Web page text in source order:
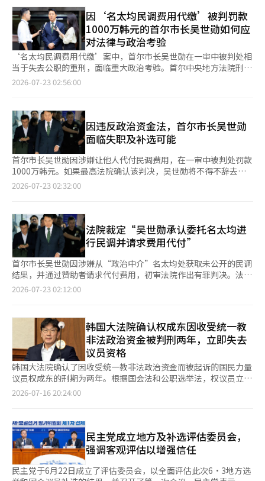
化，我会坚持到底。” 此次民主党大会将适用偏好投票制。党员
们将对三名候选人进行偏好排序，如果第一轮投票没有候选人获得
过半数票，则将淘汰第三名候选人，并将其获得的第二名票重新分
配给剩下的两位候选人。 宋议员指出：“如果不坚持到底，反而
会造成损失。”他认为三位候选人都应坚持完成选举是合理的。
他特别强调，自己曾担任过仁川市市长和民主党代表的经历是与其
他候选人相比最大的竞争优势。 宋议员表示：“执政党的代表不
仅要在立法上支持总统的施政，还要准确传达民意，补充总统的不
一角色的人就是宋英吉。” 他接着说：“我曾领导过地方自治团
体，专业于经济，并且作为执政党代表支持政府的成功，这些经验
在危机情况下会产生更大的差异。” 宋议员所强调的代表性成就
是他在担任仁川市市长期间克服财政危机的经验。 2010年上任
时，仁川市的债务超过7万亿韩元，每天的利息负担约为10亿韩
元，财政状况十分严峻。为了筹集资金，宋议员推动出售由新世界
百货公司租赁经营的仁川综合客运站，但新世界认为6500亿韩元
的价格无法接受。 宋议员引入了乐天参与竞标，促使两家大型零
售了客运站。他解释称，若包括相关税收，财政效益约为9200亿
韩元。 宋议员强调，这一案例展示了他在不以低价出售地方政府
资产的情况下，通过竞争获得合理价格的谈判能力和危机管理能
力。 他认为，担任仁川市市长的经历在中央政治中也可以成为重
要资产。曾经运营地方政府的政治家，能够理解政策如何在现场执
行，以及预算和行政组织如何运作。 他表示：“政治不是仅靠口
号来进行的。”必须具备理解经济、行政和预算的能力，并有解决
实际危机的经验，才能支持李在明政府的成功。 目前，民主党党
44.52%，宋候选人9.97%。 尽管第一轮得票率较低，宋议员认为
由于偏好投票制的特性，最终结果无法预判。他表示，即使自己在
第三轮被淘汰，支持者的第二轮票也可能决定最终胜者，并且在剩
余的地区巡回选举中可能会创造逆转的机会。 自2000年进入国会
以来，宋议员在仁川计阳地区连任五届，并于2010年当选仁川市
市长。2021年，他担任民主党代表，并在今年6月通过仁川延寿甲
补选重返国会，成为仁川首位六届议员。 进行采访的国会议员会
李在明政府成功的合适人选。 宋议员表示：“我有领导地方政府
和执政党的经验，像当年运营危机中的仁川一样，基于经验和政策
能力，推动李在明政府的成功和民主党的总选胜利。” ※ 本报道
经人工智能（AI）系统翻译与编辑。
因‘名太均民调费用代缴’被判罚款
1000万韩元的首尔市长吴世勋如何应
对法律与政治考验
‘名太均民调费用代缴’案中，首尔市长吴世勋在一审中被判处相
当于失去公职的重刑，面临重大政治考验。首尔中央地方法院刑事
合议22部（法官赵亨宇）于22日对吴市长因违反政治资金法而被
者金汉正则被判罚款500万韩元。吴市长方面主张“从未直接委托
民调或请求代缴”，但法院严肃审理了政治资金不当收受的违法
性，判处其失去当选资格的刑罚。此次判决预计将对首尔市政的动
力及未来的总统选举格局产生重大政治影响，超越了个人的司法风
险。判决的核心争议在于‘民调委托的实质’及‘通过第三方代缴
费用的共谋是否存在’。法院驳回了吴市长方面提出的所有公诉驳
回请求，认定2100万韩元的民调代缴指控成立。法院认为，在
2021年首尔市长补选的党内初选中，吴市长有充分的动机向明太
市长主导了犯罪行为，并在法庭上逃避责任，认为其罪行性质不
佳。然而，因民调结果对吴市长不利等缺乏积极操控舆论的迹象，
以及部分民调（价值1200万韩元）不能排除第三方委托的可能
性，法院对部分公诉事实作出了无罪判决。吴市长方面表示将对一
审判决提出上诉，因此司法争斗将继续向高等法院和最高法院推
进。根据现行法律，若因违反政治资金法被判处100万韩元以上罚
款，将失去公职。尽管在最终判决前吴市长仍可维持市长职务，但
一审中已确认的‘委托动机’和‘非法捐赠共谋’使得上诉的难度
重大司法负担，并不得不承受围绕法律正当性的政治争论。此次判
决使得首尔市政的未来也陷入迷雾。尽管首尔市强调“将无缝推进
主要项目”，但领导者的领导力动摇是不可避免的。核心动力项目
和大型开发计划等民选第八期主要承诺的推进力将受到上级法院判
决结果的影响，面临失去动力的风险。确保市政的连续性和防止组
织动摇是吴市长面临的紧迫任务。吴市长的政治未来也遭受重创。
作为保守阵营的有力总统候选人，并以‘理性保守’自居的吴市
长，此次有罪判决将对其道德性和可信度造成重大打击。不仅总统
的法律与政治策略，值得关注其未来的行动与决策。※ 本报道经
人工智能（AI）系统翻译与编辑。
2026-07-23 02:56:00
因违反政治资金法，首尔市长吴世勋
面临失职及补选可能
首尔市长吴世勋因涉嫌让他人代付民调费用，在一审中被判处罚款
1000万韩元。如果最高法院确认该判决，吴世勋将不得不辞去市
长职务。根据特检法的‘6·3·3’原则，明年4月举行补选的可
1000万韩元及追缴金2100万韩元。 根据现行法律，若当选公职人
员因违反政治资金法被判处100万韩元以上的罚款，其当选将被视
为无效。如果吴市长因相关指控被判处100万韩元以上的刑罚并上
诉至最高法院，他将失去市长职务。 吴市长的罚款判决引发了补
选的可能性。特别是此次案件是由特检起诉的，适用所谓
的‘6·3·3原则’。该原则并非绝对，但意味着为了快速审判，
第一审需在6个月内，第二审在3个月内，第三审在3个月内作出判
决。 如果吴市长被判处100万韩元以上的刑罚并在最高法院确认，
将在明年4月或10月举行。 ※ 本报道经人工智能（AI）系统翻译与
2026-07-23 02:32:00
法院裁定“吴世勋承认委托名太均进
行民调并请求费用代付”
首尔市长吴世勋因涉嫌从“政治中介”名太均处获取未公开的民调
结果，并通过赞助者请求代付费用，初审法院作出有罪判决。法庭
认为，综合名太均的证词、通话记录、民调进行过程及入账时间等
政治资金法违规指控判处其罚款1000万韩元，并追缴2100万韩
元。特别检察官团队（特别检察官：闵仲基）对吴市长请求判处1
年6个月监禁及追缴3300万韩元。与吴市长一同被起诉的前首尔市
政务副市长姜哲元被判罚款300万韩元，赞助商金汉正则被判罚款
500万韩元。 法庭认为，吴市长在向名太均委托民调后，将民调进
行的任务交给了前副市长姜哲元，并请求金汉正正代付费用。金汉
正向未来韩国研究所支付的2100万韩元被认定为吴市长的政治活
动所需的政治资金，吴市长与姜哲元对此进行了共谋。 具体而
其对应的3项代付被认定为有罪。法庭指出，吴市长曾与名太均直
接会面，听取选举策略和民调的说明，姜哲元对调查样本数量提出
了问题并进行了修改，金汉正在调查后立即转账等情况均为证据。
特别是考虑到金汉正当时与名太均并无交情，因此认为这不是个人
好意，而是吴市长一方的请求所致的代付。 然而，在起诉事实中
包含的10项民调中，法庭认为5项无法明确认定为吴市长的委托，
2026-07-23 02:12:00
韩国大法院确认权成东因收受统一教
非法政治资金被判刑两年，立即失去
议员资格
韩国大法院确认了因收受统一教非法政治资金而被起诉的国民力量
议员权成东的刑期为两年。根据国会法和公职选举法，权议员立即
失去了议员资格。 大法院第二部（主审法官严相弼）于16日对权
诉权议员9个月后作出的最终裁定。因此，权议员根据国会法和公
职选举法的规定，立即失去了议员资格。 权议员因涉嫌在2022年1
月5日，韩国总统选举前从统一教的二把手、前统一教世界总部负
责人尹永浩处收受1亿韩元现金，以换取对教团的支持等请求而被
起诉。 在审判过程中，权议员承认与尹前负责人共进晚餐，但否
2026-07-16 20:24:00
民主党成立地方及补选评估委员会，
强调客观评估以增强信任
民主党于6月22日成立了评估委员会，以全面评估此次6·3地方选